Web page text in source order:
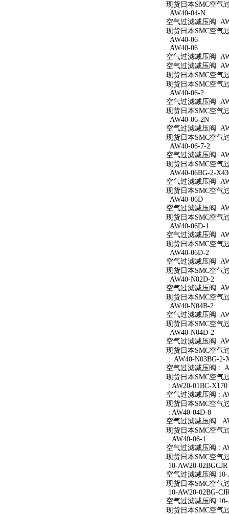
现货日本SMC空气
AW40-04-N
空气过滤减压阀
现货日本SMC空气
AW40-06
AW40-06
空气过滤减压阀
空气过滤减压阀
现货日本SMC空气
现货日本SMC空气
AW40-06-2
空气过滤减压阀
现货日本SMC空气
AW40-06-2N
空气过滤减压阀
现货日本SMC空气
AW40-06-7-2
空气过滤减压阀
现货日本SMC空气
AW40-06BG-2-
空气过滤减压阀
现货日本SMC空气
AW40-06D
空气过滤减压阀
现货日本SMC空气
AW40-06D-1
空气过滤减压阀
现货日本SMC空气
AW40-06D-2
空气过滤减压阀
现货日本SMC空气
AW40-N02D-2
空气过滤减压阀
现货日本SMC空气
AW40-N04B-2
空气过滤减压阀
现货日本SMC空气
AW40-N04D-2
空气过滤减压阀
现货日本SMC空气
: AW40-N03BG-2-
空气过滤减压阀 :
现货日本SMC空气
: AW20-01BC-X170
空气过滤减压阀 :
现货日本SMC空气
: AW40-04D-8
空气过滤减压阀 :
现货日本SMC空气
: AW40-06-1
空气过滤减压阀 :
现货日本SMC空气
10-AW20-02BGCJR
空气过滤减压阀 10-
现货日本SMC空气
10-AW20-02BG-
空气过滤减压阀 10-
现货日本SMC空气